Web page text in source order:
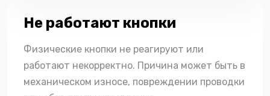
Не работают кнопки
Физические кнопки не реагируют или
работают некорректно. Причина может быть в
механическом износе, повреждении проводки